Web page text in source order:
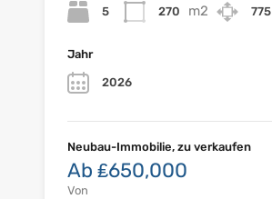
5 270 m2 775
Jahr
2026
Neubau-Immobilie, zu verkaufen
Ab ₤650,000
Von